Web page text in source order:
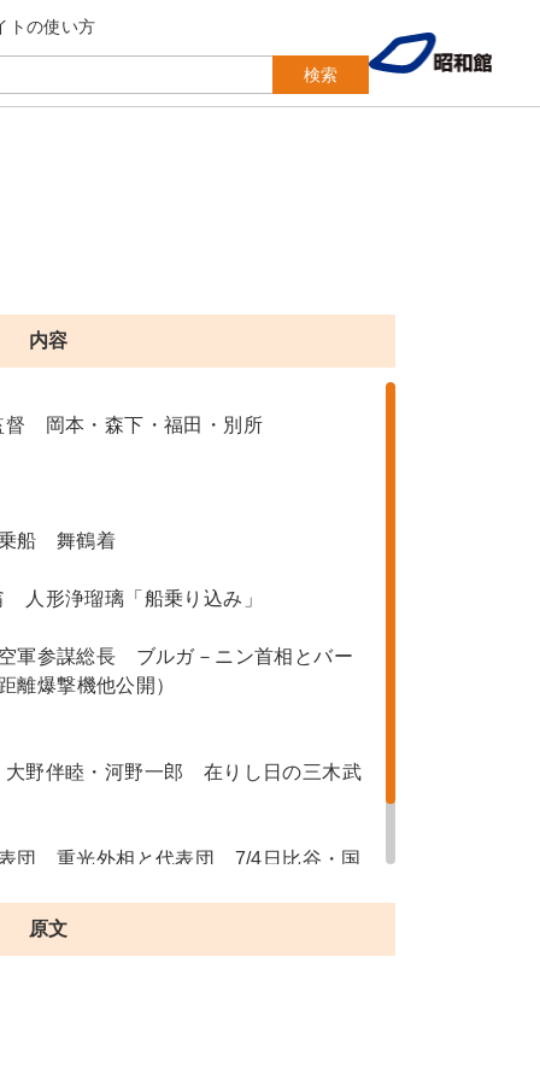
検索
トの使い方
内容
岡本・森下・福田・別所
船 舞鶴着
形浄瑠璃「船乗り込み」
参謀総長 ブルガ－ニン首相とバー
爆撃機他公開）
野伴睦・河野一郎 在りし日の三木武
団 重光外相と代表団 7/4日比谷・国
は尊重する」
原文